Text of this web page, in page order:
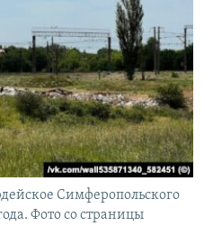
Симферопольского
Фото со страницы